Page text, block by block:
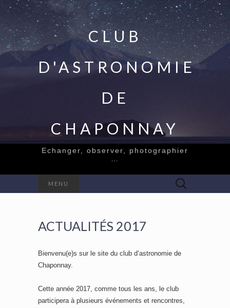
CLUB
D'ASTRONOMIE
DE
CHAPONNAY
Echanger, observer, photographier
MENU Rechercher :
ACTUALITÉS 2017
Bienvenu(e)s sur le site du club d’astronomie de
Chaponnay.
Cette année 2017, comme tous les ans, le club
participera à plusieurs événements et rencontres,